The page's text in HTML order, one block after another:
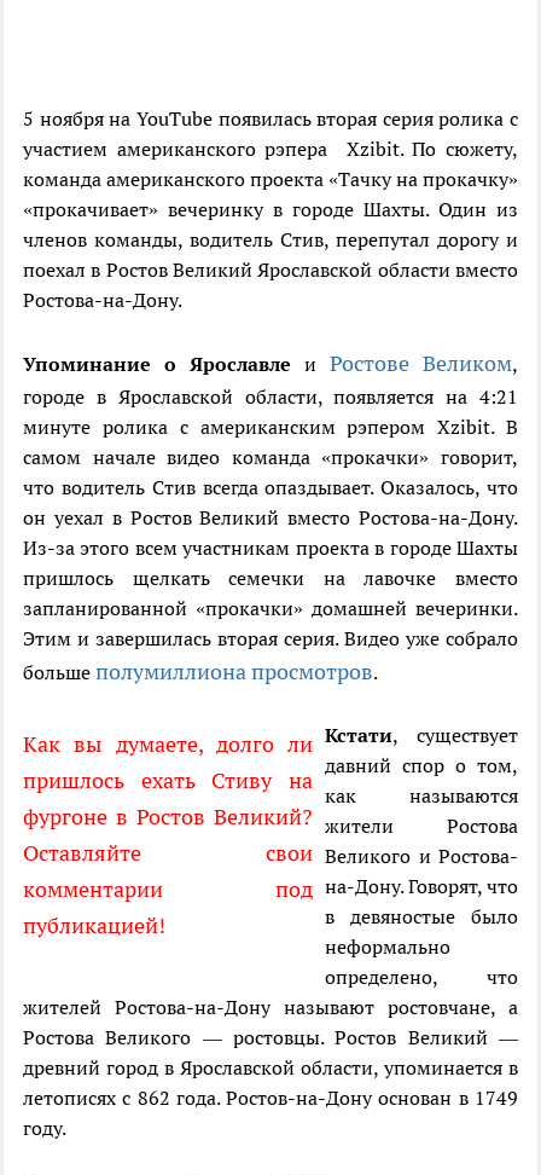
5 ноября на YouTube появилась вторая серия ролика с
участием американского рэпера Xzibit. По сюжету,
команда американского проекта «Тачку на прокачку»
«прокачивает» вечеринку в городе Шахты. Один из
членов команды, водитель Стив, перепутал дорогу и
поехал в Ростов Великий Ярославской области вместо
Ростова-на-Дону.
Упоминание о Ярославле и Ростове Великом,
городе в Ярославской области, появляется на 4:21
минуте ролика с американским рэпером Xzibit. В
самом начале видео команда «прокачки» говорит,
что водитель Стив всегда опаздывает. Оказалось, что
он уехал в Ростов Великий вместо Ростова-на-Дону.
Из-за этого всем участникам проекта в городе Шахты
пришлось щелкать семечки на лавочке вместо
запланированной «прокачки» домашней вечеринки.
Этим и завершилась вторая серия. Видео уже собрало
больше полумиллиона просмотров.
Как вы думаете, долго ли
пришлось ехать Стиву на
фургоне в Ростов Великий?
Оставляйте свои
комментарии под
публикацией!
Кстати, существует
давний спор о том,
как называются
жители Ростова
Великого и Ростова-
на-Дону. Говорят, что
в девяностые было
неформально
определено, что
жителей Ростова-на-Дону называют ростовчане, а
Ростова Великого — ростовцы. Ростов Великий —
древний город в Ярославской области, упоминается в
летописях с 862 года. Ростов-на-Дону основан в 1749
году.